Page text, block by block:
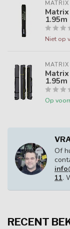
MATRIX
1.95m
Niet op
MATRIX
1.95m
Op
Of
11.
RECENT